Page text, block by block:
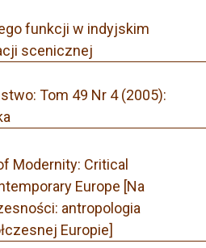
funkcji w indyjskim
scenicznej
Tom 49 Nr 4 (2005):
Modernity: Critical
Europe [Na
antropologia
Europie]